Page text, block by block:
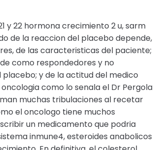
y 22 hormona crecimiento 2 u, sarm
de la reaccion del placebo depende,
de las caracteristicas del paciente;
como respondedores y no
y de la actitud del medico
oncologia como lo senala el Dr Pergola
muchas tribulaciones al recetar
el oncologo tiene muchos
un medicamento que podria
inmune4, esteroides anabolicos